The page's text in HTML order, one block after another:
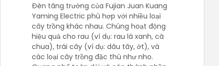
Đèn tăng trưởng của Fujian Juan Kuang
Yaming Electric phù hợp với nhiều loại
cây trồng khác nhau. Chúng hoạt động
hiệu quả cho rau (ví dụ: rau lá xanh, cà
chua), trái cây (ví dụ: dâu tây, ớt), và
các loại cây trồng đặc thù như nho.